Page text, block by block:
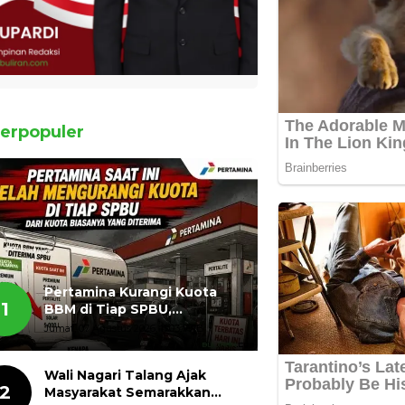
1
Pertamina Kurangi Kuota
BBM di Tiap SPBU,
Masyarakat Bertanya ada
Apa
Jumat, 07 Agustus 2026, 11:03 WIB
Wali Nagari Talang Ajak
Masyarakat Semarakkan